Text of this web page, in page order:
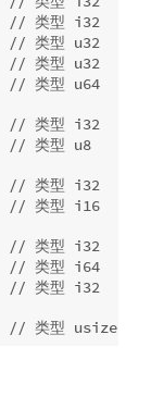
// 类型 i32
// 类型 u32
// 类型 u32
// 类型 u64
// 类型 i32
// 类型 u8
// 类型 i32
// 类型 i16
// 类型 i32
// 类型 i64
// 类型 i32
// 类型 usize